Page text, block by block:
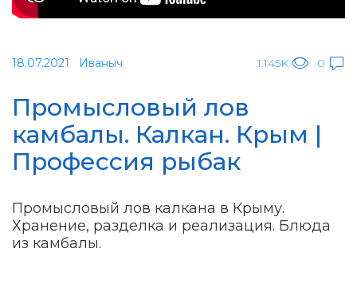
18.07.2021 Иваныч 1.145K 0
Промысловый лов
камбалы. Калкан. Крым |
Профессия рыбак
Промысловый лов калкана в Крыму.
Хранение, разделка и реализация. Блюда
из камбалы.